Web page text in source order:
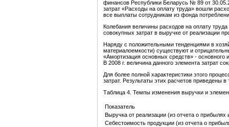
финансов Республики Беларусь № 89 от
затрат «Расходы на оплату труда» вошли
все выплаты сотрудникам из фонда
Колебания величины расходов на оплату
совокупных затрат в выручке от реализации
Наряду с положительными тенденциями в
материалоемкости) существуют и
«Амортизация основных средств» -
В 2008 г. величина данного элемента затрат
Для более полной характеристики этого
затрат. Результаты этих расчетов приведены в
Таблица 4. Темпы изменения выручки и
Показатель
Выручка от реализации (из отчета о
Себестоимость продукции (из отчета о